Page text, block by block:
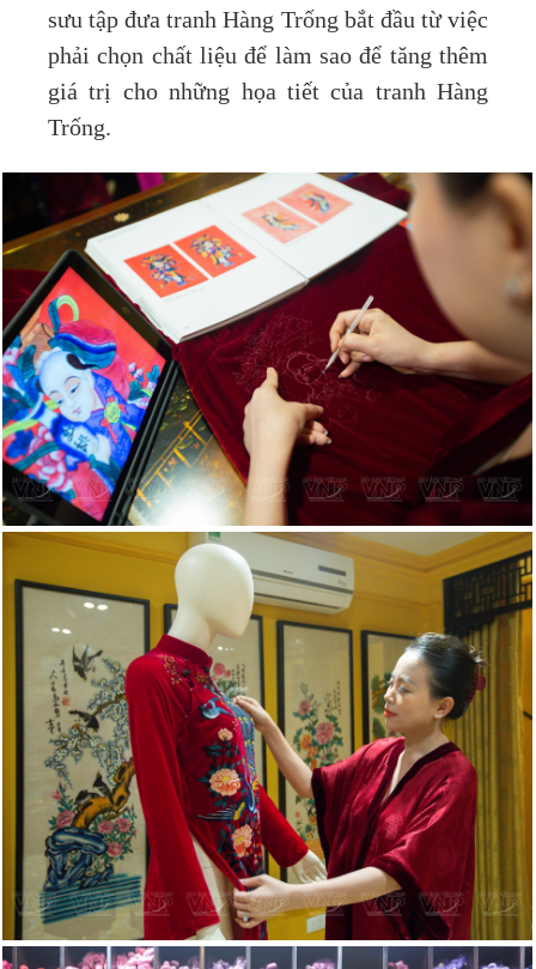
sưu tập đưa tranh Hàng Trống bắt đầu từ việc
phải chọn chất liệu để làm sao để tăng thêm
giá trị cho những họa tiết của tranh Hàng
Trống.